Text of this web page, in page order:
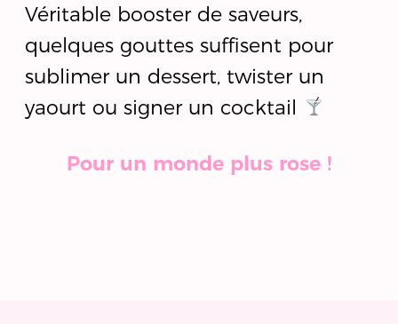
Véritable booster de saveurs,
quelques gouttes suffisent pour
sublimer un dessert, twister un
yaourt ou signer un cocktail
Pour un monde plus rose !